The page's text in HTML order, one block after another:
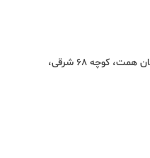
تهران، شیراز جنوبی، پایین‌تر از اتوبان همت، کوچه 68 شرقی،